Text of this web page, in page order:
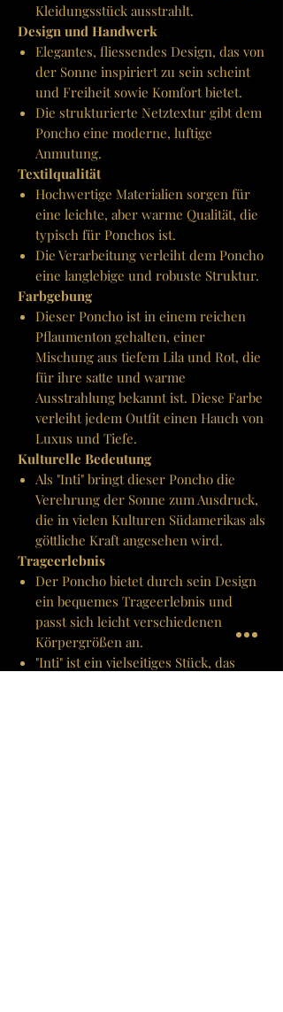
Kleidungsstück ausstrahlt.
Design und Handwerk
Elegantes, fliessendes Design, das von
der Sonne inspiriert zu sein scheint
und Freiheit sowie Komfort bietet.
Die strukturierte Netztextur gibt dem
Poncho eine moderne, luftige
Anmutung.
Textilqualität
Hochwertige Materialien sorgen für
eine leichte, aber warme Qualität, die
typisch für Ponchos ist.
Die Verarbeitung verleiht dem Poncho
eine langlebige und robuste Struktur.
Farbgebung
Dieser Poncho ist in einem reichen
Pflaumenton gehalten, einer
Mischung aus tiefem Lila und Rot, die
für ihre satte und warme
Ausstrahlung bekannt ist. Diese Farbe
verleiht jedem Outfit einen Hauch von
Luxus und Tiefe.
Kulturelle Bedeutung
Als "Inti" bringt dieser Poncho die
Verehrung der Sonne zum Ausdruck,
die in vielen Kulturen Südamerikas als
göttliche Kraft angesehen wird.
Trageerlebnis
Der Poncho bietet durch sein Design
ein bequemes Trageerlebnis und
passt sich leicht verschiedenen
Körpergrößen an.
"Inti" ist ein vielseitiges Stück, das